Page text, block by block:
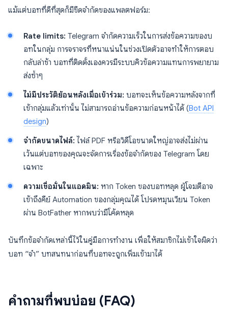
แม้แต่บอทที่ดีที่สุดก็มีขีดจำกัดของแพลตฟอร์ม:
Rate limits: Telegram จำกัดความเร็วในการส่งข้อความของบ
อทในกลุ่ม การจราจรที่หนาแน่นในช่วงเปิดตัวอาจทำให้การตอบ
กลับล่าช้า บอทที่ติดตั้งเองควรมีระบบคิวข้อความแทนการพยายาม
ส่งซ้ำๆ
ไม่มีประวัติย้อนหลังเมื่อเข้าร่วม: บอทจะเห็นข้อความหลังจากที่
เข้ากลุ่มแล้วเท่านั้น ไม่สามารถอ่านข้อความก่อนหน้าได้ (Bot API
design)
จำกัดขนาดไฟล์: ไฟล์ PDF หรือวิดีโอขนาดใหญ่อาจส่งไม่ผ่าน
เว้นแต่บอทของคุณจะจัดการเรื่องข้อจำกัดของ Telegram โดย
เฉพาะ
ความเชื่อมั่นในแอดมิน: หาก Token ของบอทหลุด ผู้โจมตีอาจ
เข้าถึงคีย์ Automation ของกลุ่มคุณได้ โปรดหมุนเวียน Token
ผ่าน BotFather หากพบว่ามีโค้ดหลุด
บันทึกข้อจำกัดเหล่านี้ไว้ในคู่มือการทำงาน เพื่อให้สมาชิกไม่เข้าใจผิดว่า
บอท “จำ” บทสนทนาก่อนที่บอทจะถูกเพิ่มเข้ามาได้
คำถามที่พบบ่อย (FAQ)